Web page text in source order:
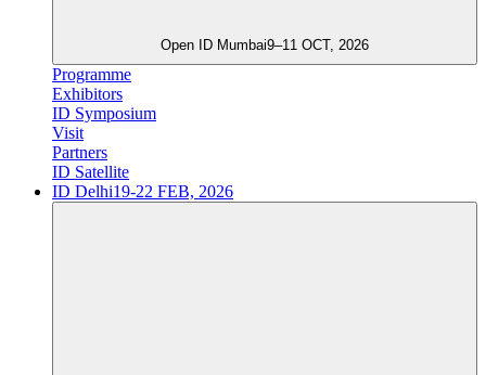
Open ID Mumbai9–11 OCT, 2026
Programme
Exhibitors
ID Symposium
Visit
Partners
ID Satellite
ID Delhi19-22 FEB, 2026